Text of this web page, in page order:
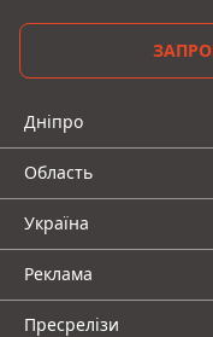
Дніпро
Область
Україна
Реклама
Пресрелізи